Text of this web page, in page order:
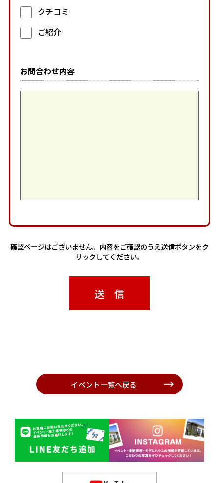
クチコミ
ご紹介
お問合わせ内容
確認ページはございません。内容をご確認のうえ送信ボタンをク
リックしてください。
イベント一覧へ戻る